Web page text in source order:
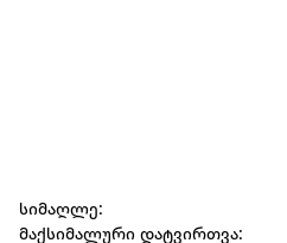
სიმაღლე:
მაქსიმალური დატვირთვა: